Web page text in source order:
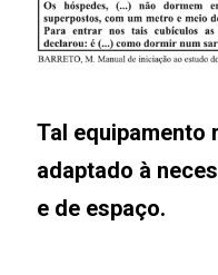
Tal equipamento
adaptado à
e de espaço.